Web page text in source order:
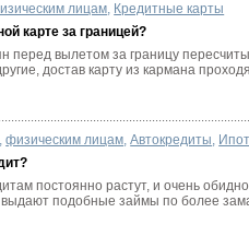
лицам, Кредитные карты
карте за границей?
перед вылетом за границу
достав карту из кармана
,физическим лицам,Автокредиты,
постоянно растут, и очень
выдают подобные займы по более